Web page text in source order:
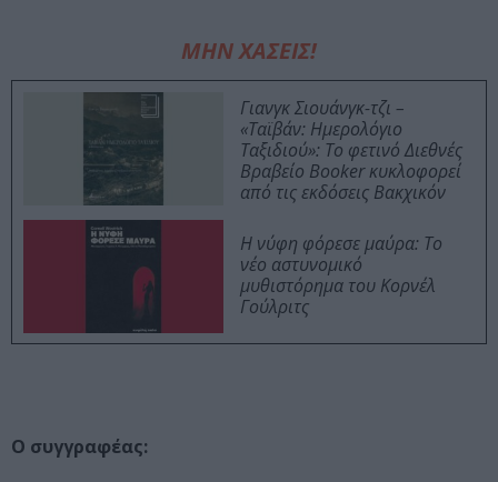
ΜΗΝ ΧΑΣΕΙΣ!
Γιανγκ Σιουάνγκ-τζι –
«Ταϊβάν: Ημερολόγιο
Ταξιδιού»: Το φετινό Διεθνές
Βραβείο Booker κυκλοφορεί
από τις εκδόσεις Βακχικόν
Η νύφη φόρεσε μαύρα: Το
νέο αστυνομικό
μυθιστόρημα του Κορνέλ
Γούλριτς
Ο συγγραφέας: